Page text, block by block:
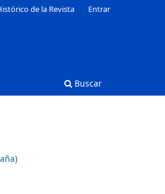
Buscar
de la Revista Entrar